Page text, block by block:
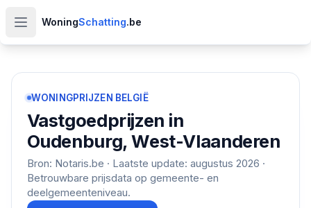
Open hoofdmenu
WoningSchatting.be
WONINGPRIJZEN BELGIË
Vastgoedprijzen in
Oudenburg, West-Vlaanderen
Bron: Notaris.be · Laatste update: augustus 2026 ·
Betrouwbare prijsdata op gemeente- en
deelgemeenteniveau.